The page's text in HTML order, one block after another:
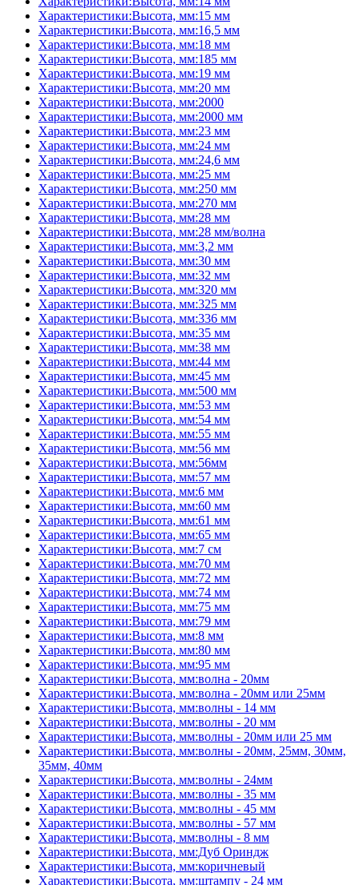
Характеристики:Высота, мм:15 мм
Характеристики:Высота, мм:16,5 мм
Характеристики:Высота, мм:18 мм
Характеристики:Высота, мм:185 мм
Характеристики:Высота, мм:19 мм
Характеристики:Высота, мм:20 мм
Характеристики:Высота, мм:2000
Характеристики:Высота, мм:2000 мм
Характеристики:Высота, мм:23 мм
Характеристики:Высота, мм:24 мм
Характеристики:Высота, мм:24,6 мм
Характеристики:Высота, мм:25 мм
Характеристики:Высота, мм:250 мм
Характеристики:Высота, мм:270 мм
Характеристики:Высота, мм:28 мм
Характеристики:Высота, мм:28 мм/волна
Характеристики:Высота, мм:3,2 мм
Характеристики:Высота, мм:30 мм
Характеристики:Высота, мм:32 мм
Характеристики:Высота, мм:320 мм
Характеристики:Высота, мм:325 мм
Характеристики:Высота, мм:336 мм
Характеристики:Высота, мм:35 мм
Характеристики:Высота, мм:38 мм
Характеристики:Высота, мм:44 мм
Характеристики:Высота, мм:45 мм
Характеристики:Высота, мм:500 мм
Характеристики:Высота, мм:53 мм
Характеристики:Высота, мм:54 мм
Характеристики:Высота, мм:55 мм
Характеристики:Высота, мм:56 мм
Характеристики:Высота, мм:56мм
Характеристики:Высота, мм:57 мм
Характеристики:Высота, мм:6 мм
Характеристики:Высота, мм:60 мм
Характеристики:Высота, мм:61 мм
Характеристики:Высота, мм:65 мм
Характеристики:Высота, мм:7 см
Характеристики:Высота, мм:70 мм
Характеристики:Высота, мм:72 мм
Характеристики:Высота, мм:74 мм
Характеристики:Высота, мм:75 мм
Характеристики:Высота, мм:79 мм
Характеристики:Высота, мм:8 мм
Характеристики:Высота, мм:80 мм
Характеристики:Высота, мм:95 мм
Характеристики:Высота, мм:волна - 20мм
Характеристики:Высота, мм:волна - 20мм или 25мм
Характеристики:Высота, мм:волны - 14 мм
Характеристики:Высота, мм:волны - 20 мм
Характеристики:Высота, мм:волны - 20мм или 25 мм
Характеристики:Высота, мм:волны - 20мм, 25мм, 30мм,
35мм, 40мм
Характеристики:Высота, мм:волны - 24мм
Характеристики:Высота, мм:волны - 35 мм
Характеристики:Высота, мм:волны - 45 мм
Характеристики:Высота, мм:волны - 57 мм
Характеристики:Высота, мм:волны - 8 мм
Характеристики:Высота, мм:Дуб Ориндж
Характеристики:Высота, мм:коричневый
Характеристики:Высота, мм:штампу - 24 мм